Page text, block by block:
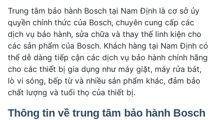
Trung tâm bảo hành Bosch tại Nam Định là cơ sở ủy
quyền chính thức của Bosch, chuyên cung cấp các
dịch vụ bảo hành, sửa chữa và thay thế linh kiện cho
các sản phẩm của Bosch. Khách hàng tại Nam Định có
thể dễ dàng tiếp cận các dịch vụ bảo hành chính hãng
cho các thiết bị gia dụng như máy giặt, máy rửa bát,
lò vi sóng, bếp từ và nhiều sản phẩm khác, đảm bảo
chất lượng và tuổi thọ của thiết bị.
Thông tin về trung tâm bảo hành Bosch